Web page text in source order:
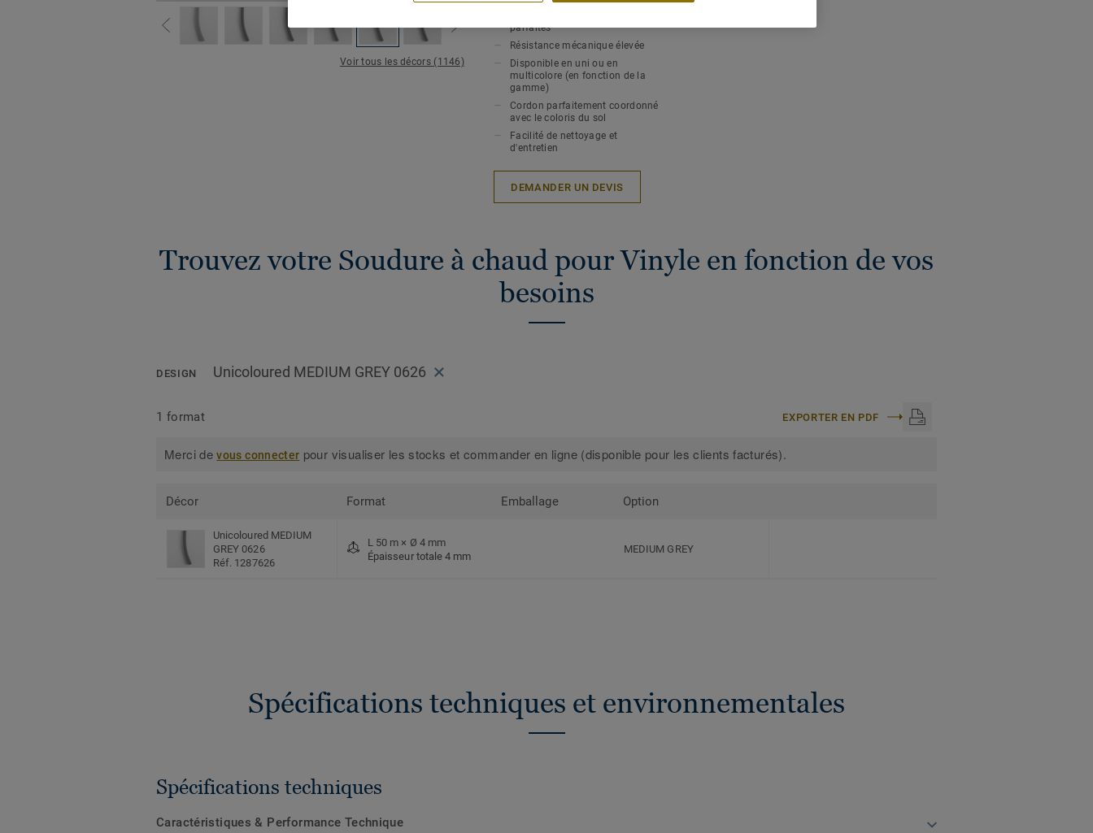
Voir tous les décors (1146)
Soudure à chaud pour une
parfaites
Résistance mécanique élevée
Disponible en uni ou en
multicolore (en fonction de la
gamme)
Cordon parfaitement coordonné
avec le coloris du sol
Facilité de nettoyage et
d'entretien
DEMANDER UN DEVIS
Trouvez votre Soudure à chaud pour Vinyle en fonction de vos
besoins
DESIGN Unicoloured MEDIUM GREY 0626
1 format EXPORTER EN PDF
Merci devous connecter pour visualiser les stocks et commander en ligne (disponible pour les clients facturés).
Décor Format Emballage Option
Unicoloured MEDIUM
GREY 0626
Réf. 1287626
L 50 m × Ø 4 mm
Épaisseur totale 4 mm
MEDIUM GREY
Spécifications techniques et environnementales
Spécifications techniques
Caractéristiques & Performance Technique